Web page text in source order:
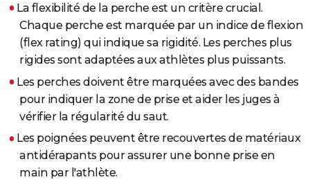
La flexibilité de la perche est un critère crucial.
Chaque perche est marquée par un indice de flexion
(flex rating) qui indique sa rigidité. Les perches plus
rigides sont adaptées aux athlètes plus puissants.
Les perches doivent être marquées avec des bandes
pour indiquer la zone de prise et aider les juges à
vérifier la régularité du saut.
Les poignées peuvent être recouvertes de matériaux
antidérapants pour assurer une bonne prise en
main par l'athlète.